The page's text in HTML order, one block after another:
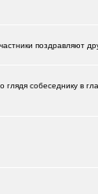
+2223
поздравляют
собеседнику в